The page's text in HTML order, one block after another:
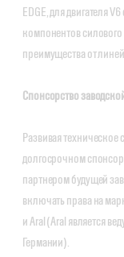
EDGE, для двигателя
компонентов силового
преимущества от
Спонсорство
Развивая техническое
долгосрочном
партнером будущей
включать права на
и Aral (Aral является
Германии).